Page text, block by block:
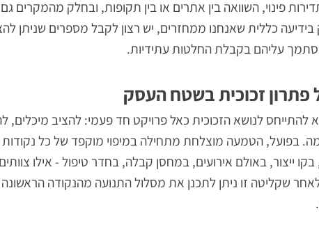
הצורך לראות תמונה ברורה ולא רק להרגיש שמסדרים
עליהם בקבלת החלטות עתידיות.
זכוכית בשטח העסק
לנושא הזכוכית כאל פרויקט חד פעמי: להציב מיכלים,
הטמעה מוצלחת מתחילה במיפוי מוקפד של כל נקודות
באולם אירועים, במחסן קבלה, בחדר טיפול - אילו צוותים